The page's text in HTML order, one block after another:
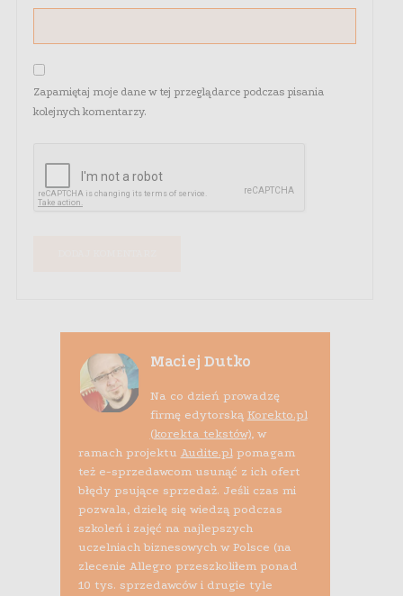
Zapamiętaj moje dane w tej przeglądarce podczas pisania
kolejnych komentarzy.
Maciej Dutko
Na co dzień prowadzę
firmę edytorską Korekto.pl
(korekta tekstów), w
ramach projektu Audite.plpomagam
też e-sprzedawcom usunąć z ich ofert
błędy psujące sprzedaż. Jeśli czas mi
pozwala, dzielę się wiedzą podczas
szkoleń i zajęć na najlepszych
uczelniach biznesowych w Polsce (na
zlecenie Allegro przeszkoliłem ponad
10 tys. sprzedawców i drugie tyle